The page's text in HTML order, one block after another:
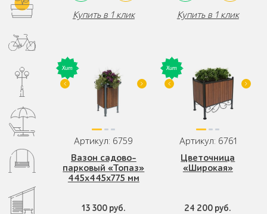
Купить в 1 клик Купить в 1 клик
Артикул: 6759
Вазон садово-
парковый «Топаз»
445x445x775 мм
13 300 руб.
Артикул: 6761
Цветочница
«Широкая»
24 200 руб.